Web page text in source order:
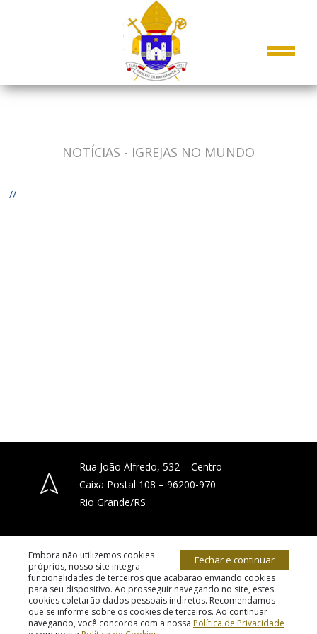
NOTÍCIAS - IGREJAS NO MUNDO
//
Rua João Alfredo, 532 – Centro
Caixa Postal 108 – 96200-970
Rio Grande/RS
diocese.riogrande@gmail.com
© 2026 todos os direitos reservados.
Fechar e continuar
Embora não utilizemos cookies
próprios, nosso site integra
funcionalidades de terceiros que acabarão enviando cookies
para seu dispositivo. Ao prosseguir navegando no site, estes
cookies coletarão dados pessoais indiretos. Recomendamos
que se informe sobre os cookies de terceiros. Ao continuar
navegando, você concorda com a nossa Política de Privacidade